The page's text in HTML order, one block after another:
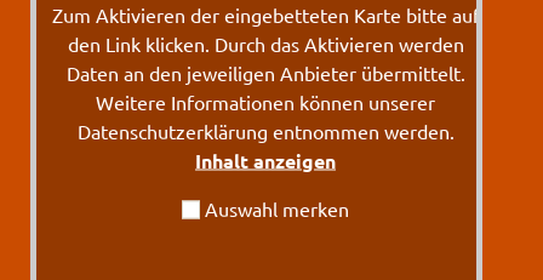
Zum Aktivieren der eingebetteten Karte bitte auf
den Link klicken. Durch das Aktivieren werden
Daten an den jeweiligen Anbieter übermittelt.
Weitere Informationen können unserer
Datenschutzerklärung entnommen werden.
Inhalt anzeigen
Auswahl merken